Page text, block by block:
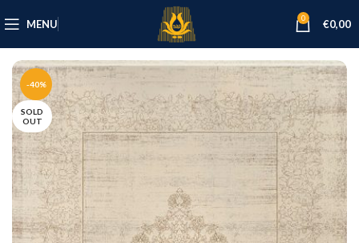
MENU 0 €0,00
-40%
SOLD
OUT